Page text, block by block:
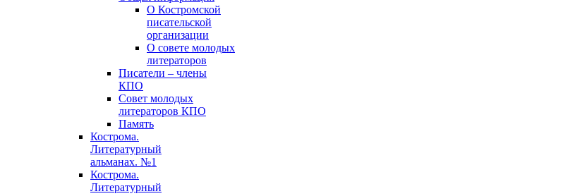
О Костромской
писательской
организации
О совете молодых
литераторов
Писатели – члены
КПО
Совет молодых
литераторов КПО
Память
Кострома.
Литературный
альманах. №1
Кострома.
Литературный